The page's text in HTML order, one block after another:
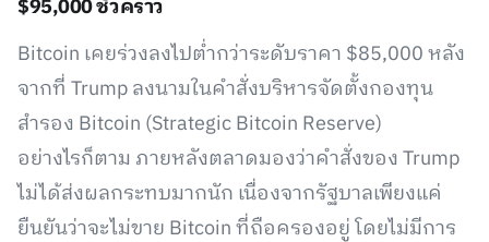
$95,000 ชั่วคราว
Bitcoin เคยร่วงลงไปต่ำกว่าระดับราคา $85,000 หลัง
จากที่ Trump ลงนามในคำสั่งบริหารจัดตั้งกองทุน
สำรอง Bitcoin (Strategic Bitcoin Reserve)
อย่างไรก็ตาม ภายหลังตลาดมองว่าคำสั่งของ Trump
ไม่ได้ส่งผลกระทบมากนัก เนื่องจากรัฐบาลเพียงแค่
ยืนยันว่าจะไม่ขาย Bitcoin ที่ถือครองอยู่ โดยไม่มีการ